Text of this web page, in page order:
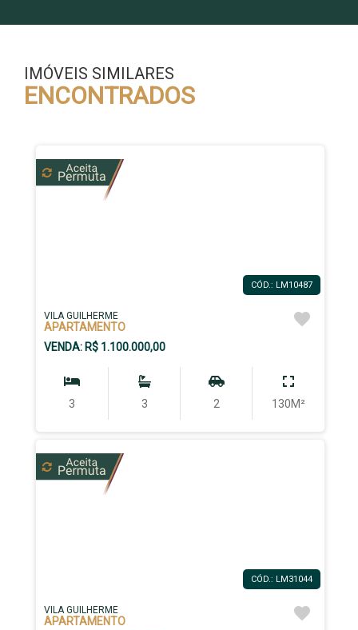
IMÓVEIS SIMILARES
ENCONTRADOS
CÓD.: LM10487
VILA GUILHERME
APARTAMENTO
VENDA: R$ 1.100.000,00
3 3 2 130M²
CÓD.: LM31044
VILA GUILHERME
APARTAMENTO